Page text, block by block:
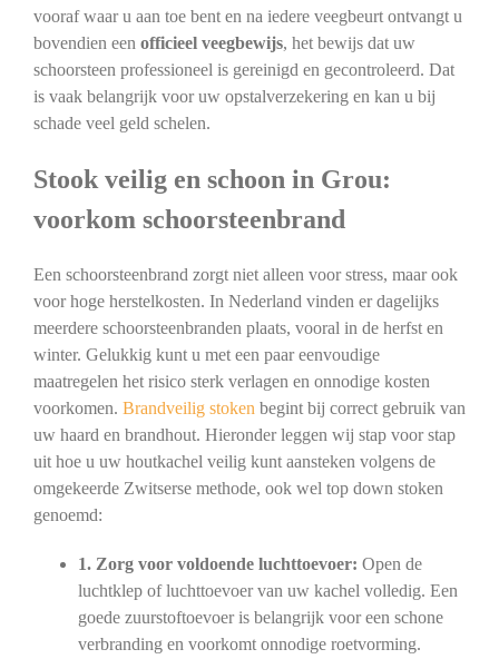
vooraf waar u aan toe bent en na iedere veegbeurt ontvangt u
bovendien een officieel veegbewijs, het bewijs dat uw
schoorsteen professioneel is gereinigd en gecontroleerd. Dat
is vaak belangrijk voor uw opstalverzekering en kan u bij
schade veel geld schelen.
Stook veilig en schoon in Grou:
voorkom schoorsteenbrand
Een schoorsteenbrand zorgt niet alleen voor stress, maar ook
voor hoge herstelkosten. In Nederland vinden er dagelijks
meerdere schoorsteenbranden plaats, vooral in de herfst en
winter. Gelukkig kunt u met een paar eenvoudige
maatregelen het risico sterk verlagen en onnodige kosten
voorkomen. Brandveilig stoken begint bij correct gebruik van
uw haard en brandhout. Hieronder leggen wij stap voor stap
uit hoe u uw houtkachel veilig kunt aansteken volgens de
omgekeerde Zwitserse methode, ook wel top down stoken
genoemd:
1. Zorg voor voldoende luchttoevoer: Open de
luchtklep of luchttoevoer van uw kachel volledig. Een
goede zuurstoftoevoer is belangrijk voor een schone
verbranding en voorkomt onnodige roetvorming.